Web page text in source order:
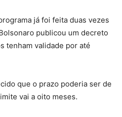
já foi feita duas vezes
publicou um decreto
tenham validade por até
que o prazo poderia ser de
vai a oito meses.